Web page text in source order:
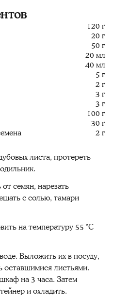
120 г
20 г
50 г
20 мл
40 мл
5 г
2 г
3 г
3 г
100 г
30 г
2 г
листа, протереть
семян, нарезать
с солью, тамари
на температуру 55 °C
Выложить их в посуду,
оставшимися листьями.
на 3 часа. Затем
и охладить.